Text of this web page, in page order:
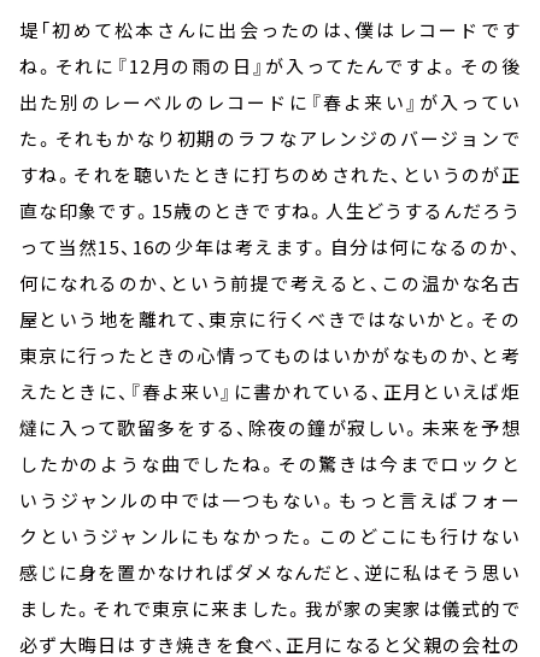
堤「初めて松本さんに出会ったのは、僕はレコードです
ね。それに『12月の雨の日』が入ってたんですよ。その後
出た別のレーベルのレコードに『春よ来い』が入ってい
た。それもかなり初期のラフなアレンジのバージョンで
すね。それを聴いたときに打ちのめされた、というのが正
直な印象です。 15歳のときですね。人生どうするんだろう
って当然15、 16の少年は考えます。自分は何になるのか、
何になれるのか、という前提で考えると、この温かな名古
屋という地を離れて、東京に行くべきではないかと。その
東京に行ったときの心情ってものはいかがなものか、と考
えたときに、『春よ来い』に書かれている、正月といえば炬
燵に入って歌留多をする、除夜の鐘が寂しい。未来を予想
したかのような曲でしたね。その驚きは今までロックと
いうジャンルの中では一つもない。もっと言えばフォー
クというジャンルにもなかった。このどこにも行けない
感じに身を置かなければダメなんだと、逆に私はそう思い
ました。それで東京に来ました。我が家の実家は儀式的で
必ず大晦日はすき焼きを食べ、正月になると父親の会社の